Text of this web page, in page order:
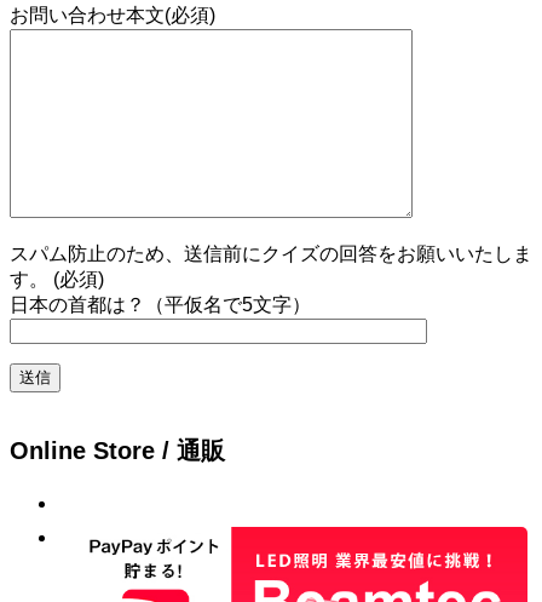
お問い合わせ本文(必須)
スパム防止のため、送信前にクイズの回答をお願いいたしま
す。 (必須)
日本の首都は？（平仮名で5文字）
Online Store / 通販